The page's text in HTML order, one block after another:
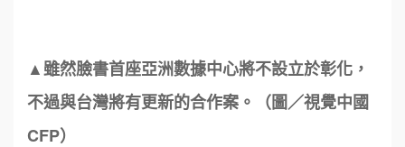
▲雖然臉書首座亞洲數據中心將不設立於彰化，
不過與台灣將有更新的合作案。（圖／視覺中國
CFP）